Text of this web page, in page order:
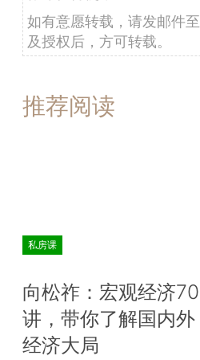
如有意愿转载，请发邮件至
及授权后，方可转载。
推荐阅读
私房课
向松祚：宏观经济70
讲，带你了解国内外
经济大局